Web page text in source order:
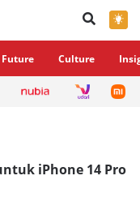
×
Future Culture
iPhone 14 Pro